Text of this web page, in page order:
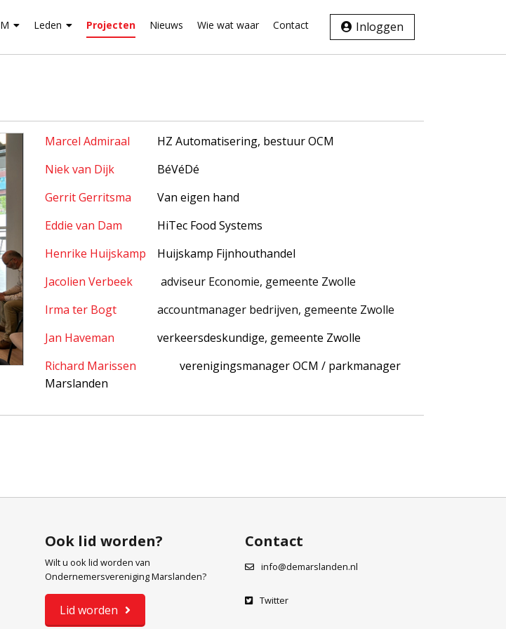
Inloggen
Leden Projecten Nieuws Wie wat waar Contact
Marcel Admiraal
HZ Automatisering, bestuur OCM
Niek van Dijk
BéVéDé
Gerrit Gerritsma
Van eigen hand
Eddie van Dam
HiTec Food Systems
Henrike Huijskamp
Huijskamp Fijnhouthandel
Jacolien Verbeek
adviseur Economie, gemeente Zwolle
Irma ter Bogt
accountmanager bedrijven, gemeente Zwolle
Jan Haveman
verkeersdeskundige, gemeente Zwolle
Richard Marissen
verenigingsmanager OCM / parkmanager
Marslanden
Ook lid worden?
Wilt u ook lid worden van
Ondernemersvereniging Marslanden?
Lid worden
Contact
info@demarslanden.nl
Twitter